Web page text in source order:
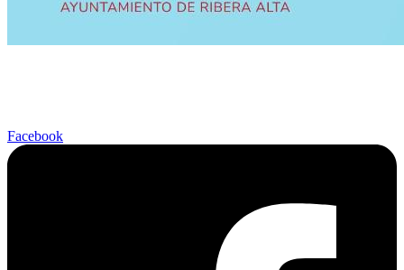
Facebook